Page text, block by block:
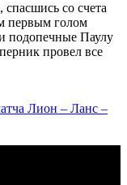
со счета
первым голом
подопечные Паулу
провел все
Лион – Ланс –